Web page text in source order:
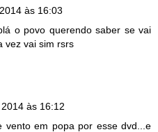
às 16:03
o povo querendo saber se vai
vez vai sim rsrs
às 16:12
vento em popa por esse dvd...e